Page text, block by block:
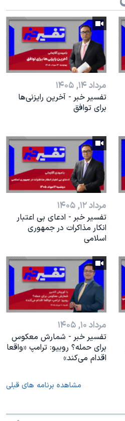
صلح
«سی‌پک»
مرداد ۱۴, ۱۴۰۵
تفسیر خبر - آخرین رایزنی‌ها
برای توافق
مرداد ۱۲, ۱۴۰۵
تفسیر خبر - ادعای بی اعتبار
انکار مذاکرات در جمهوری
اسلامی
مرداد ۱۰, ۱۴۰۵
تفسیر خبر - شمارش معکوس
برای حمله؟ روبیو: ترامپ «واقعا
اقدام می‌کند»
مشاهده برنامه های قبلی